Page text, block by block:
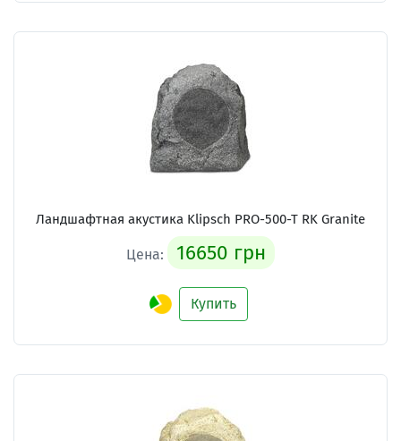
Ландшафтная акустика Klipsch PRO-500-T RK Granite
Цена: 16650 грн
Купить